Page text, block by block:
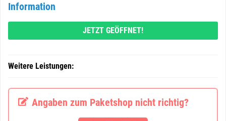
Information
JETZT GEÖFFNET!
Weitere Leistungen:
Angaben zum Paketshop nicht richtig?